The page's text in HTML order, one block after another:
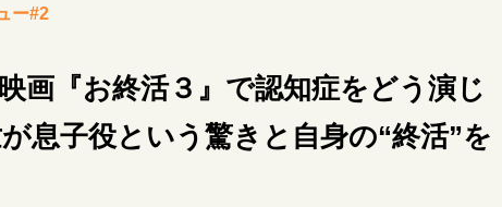
表現者の葛藤
セカンドキャリアの描き方 独立という決断 大人の学び直し
夢を掴む選択
ー#2
画『お終活３』で認知症をどう演じ
息子役という驚きと自身の“終活”を